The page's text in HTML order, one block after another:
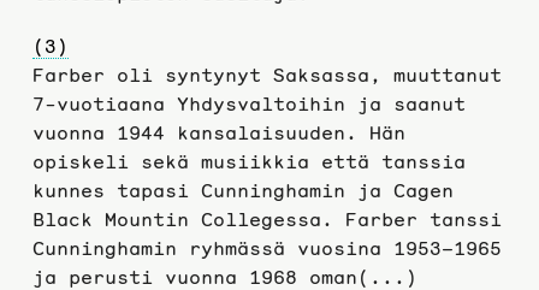
(3)
Farber oli syntynyt Saksassa, muuttanut
7-vuotiaana Yhdysvaltoihin ja saanut
vuonna 1944 kansalaisuuden. Hän
opiskeli sekä musiikkia että tanssia
kunnes tapasi Cunninghamin ja Cagen
Black Mountin Collegessa. Farber tanssi
Cunninghamin ryhmässä vuosina 1953–1965
ja perusti vuonna 1968 oman(...)